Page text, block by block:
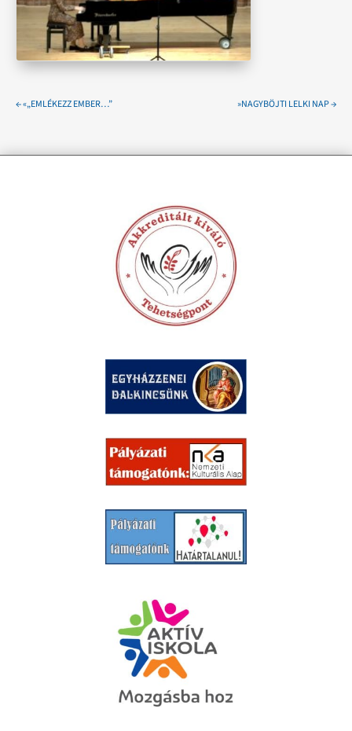
←«„EMLÉKEZZ EMBER…” »NAGYBÖJTI LELKI NAP→